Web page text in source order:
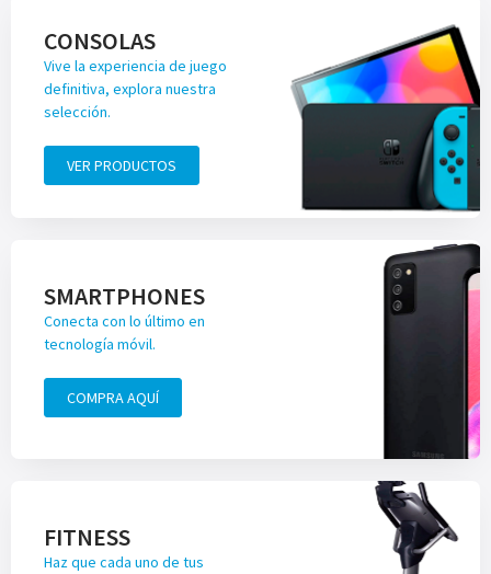
CONSOLAS
Vive la experiencia de juego
definitiva, explora nuestra
selección.
VER PRODUCTOS
SMARTPHONES
Conecta con lo último en
tecnología móvil.
COMPRA AQUÍ
FITNESS
Haz que cada uno de tus